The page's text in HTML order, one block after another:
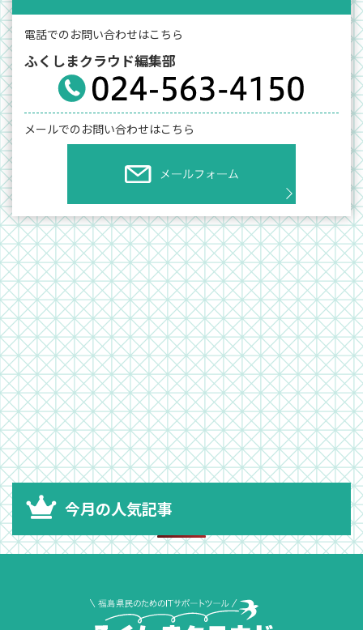
電話でのお問い合わせはこちら
ふくしまクラウド編集部
メールでのお問い合わせはこちら
今月の人気記事